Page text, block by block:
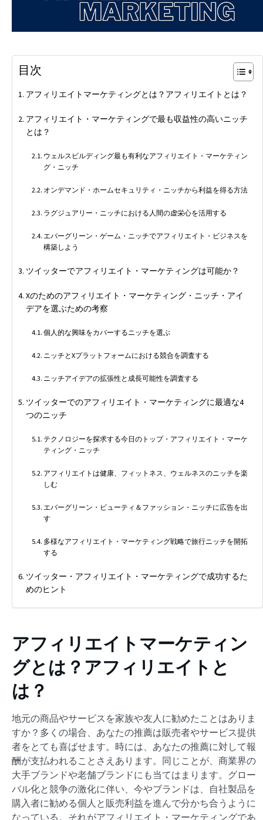
目次
アフィリエイトマーケティングとは？アフィリエイトとは？
アフィリエイト・マーケティングで最も収益性の高いニッチ
とは？
ウェルスビルディング最も有利なアフィリエイト・マーケティン
グ・ニッチ
オンデマンド・ホームセキュリティ・ニッチから利益を得る方法
ラグジュアリー・ニッチにおける人間の虚栄心を活用する
エバーグリーン・ゲーム・ニッチでアフィリエイト・ビジネスを
構築しよう
ツイッターでアフィリエイト・マーケティングは可能か？
Xのためのアフィリエイト・マーケティング・ニッチ・アイ
デアを選ぶための考察
個人的な興味をカバーするニッチを選ぶ
ニッチとXプラットフォームにおける競合を調査する
ニッチアイデアの拡張性と成長可能性を調査する
ツイッターでのアフィリエイト・マーケティングに最適な4
つのニッチ
テクノロジーを探求する今日のトップ・アフィリエイト・マーケ
ティング・ニッチ
アフィリエイトは健康、フィットネス、ウェルネスのニッチを楽
しむ
エバーグリーン・ビューティ＆ファッション・ニッチに広告を出
す
多様なアフィリエイト・マーケティング戦略で旅行ニッチを開拓
する
ツイッター・アフィリエイト・マーケティングで成功するた
めのヒント
アフィリエイトマーケティン
グとは？アフィリエイトと
は？
地元の商品やサービスを家族や友人に勧めたことはありま
すか？多くの場合、あなたの推薦は販売者やサービス提供
者をとても喜ばせます。時には、あなたの推薦に対して報
酬が支払われることさえあります。同じことが、商業界の
大手ブランドや老舗ブランドにも当てはまります。グロー
バル化と競争の激化に伴い、今やブランドは、自社製品を
購入者に勧める個人と販売利益を進んで分かち合うように
なっている。それがアフィリエイト・マーケティングであ